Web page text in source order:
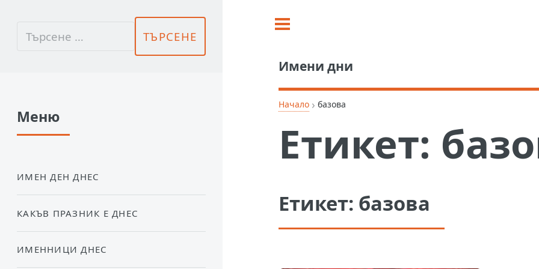
Имени дни
Начало › базова
Етикет:
Етикет: базова
Меню
ИМЕН ДЕН ДНЕС
КАКЪВ ПРАЗНИК Е ДНЕС
ИМЕННИЦИ ДНЕС